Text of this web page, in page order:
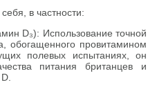
в частности:
D₃): Использование точной
обогащенного провитамином
полевых испытаниях, он
питания британцев и